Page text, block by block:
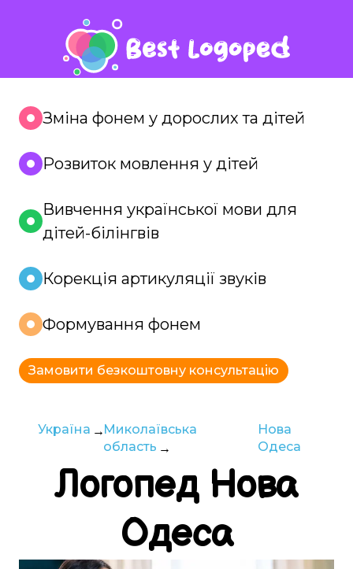
Зміна фонем у дорослих та дітей
Розвиток мовлення у дітей
Вивчення української мови для
дітей-білінгвів
Корекція артикуляції звуків
Формування фонем
Замовити безкоштовну консультацію
Україна
Миколаївська
область
Нова
Одеса
Логопед Нова
Одеса